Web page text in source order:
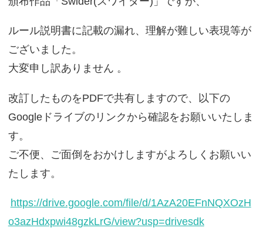
ルール説明書に記載の漏れ、理解が難しい表現等が
ございました。
大変申し訳ありません 。
改訂したものをPDFで共有しますので、以下の
Googleドライブのリンクから確認をお願いいたしま
す。
ご不便、ご面倒をおかけしますがよろしくお願いい
たします。
https://drive.google.com/file/d/1AzA20EFnNQXOzH
o3azHdxpwi48gzkLrG/view?usp=drivesdk